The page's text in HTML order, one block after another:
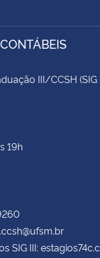
III/CCSH (SIG
19h
SIG III: